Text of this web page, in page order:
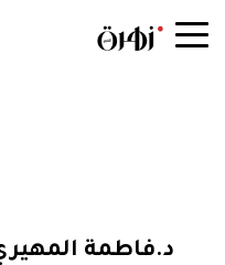
د.فاطمة